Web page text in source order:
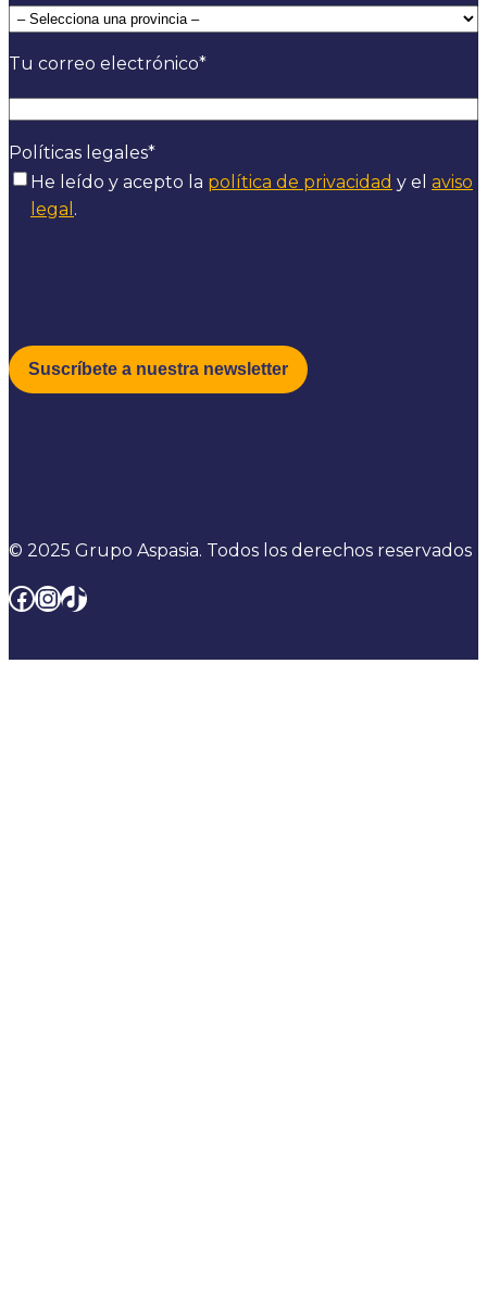
Tu correo electrónico*
Políticas legales*
He leído y acepto la política de privacidad y el aviso
legal .
© 2025 Grupo Aspasia. Todos los derechos reservados
Facebook
Instagram
TikTok